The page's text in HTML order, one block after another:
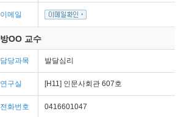
이메일
방OO 교수
담당과목 발달심리
연구실 [H11] 인문사회관 607호
전화번호 0416601047